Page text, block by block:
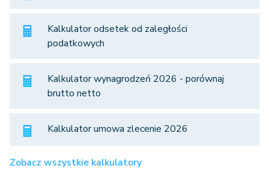
Kalkulator odsetek od zaległości
podatkowych
Kalkulator wynagrodzeń 2026 - porównaj
brutto netto
Kalkulator umowa zlecenie 2026
Zobacz wszystkie kalkulatory